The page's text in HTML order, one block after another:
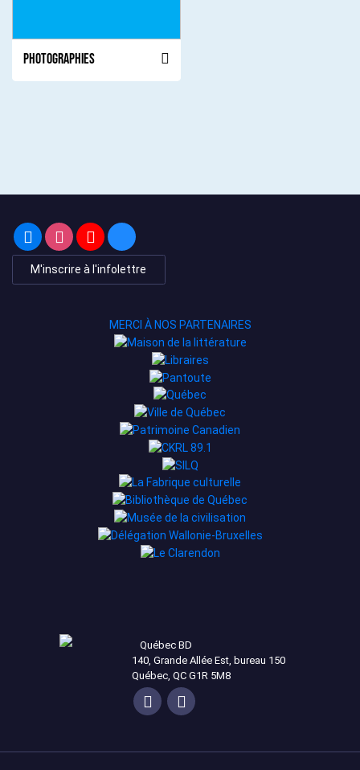
Photographies
M'inscrire à l'infolettre
MERCI À NOS PARTENAIRES
Québec BD
140, Grande Allée Est, bureau 150
Québec, QC G1R 5M8